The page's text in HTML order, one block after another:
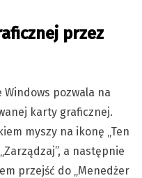
przez
pozwala na
karty graficznej.
myszy na ikonę „Ten
a następnie
przejść do „Menedżer